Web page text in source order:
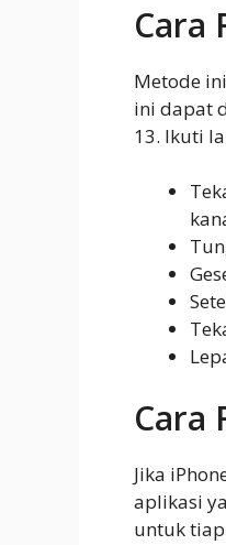
Cara
Metode
ini dapat
13. Ikuti
Cara
Jika
aplikasi
untuk